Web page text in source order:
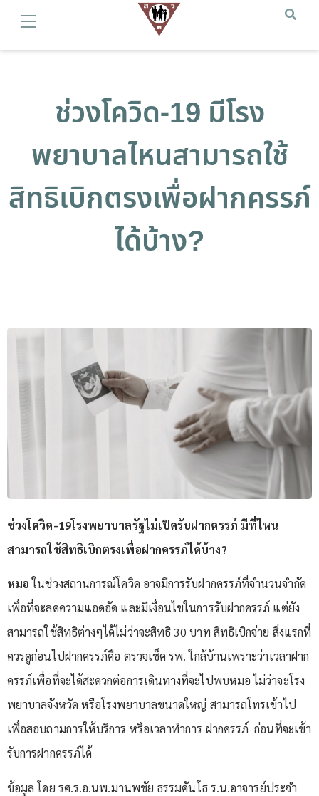
ช่วงโควิด-19 มีโรง
พยาบาลไหนสามารถใช้
สิทธิเบิกตรงเพื่อฝากครรภ์
ได้บ้าง?
ช่วงโควิด-19โรงพยาบาลรัฐไม่เปิดรับฝากครรภ์ มีที่ไหน
สามารถใช้สิทธิเบิกตรงเพื่อฝากครรภ์ได้บ้าง?
หมอในช่วงสถานการณ์โควิด อาจมีการรับฝากครรภ์ที่จำนวนจำกัด
เพื่อที่จะลดความแอดอัด และมีเงื่อนไขในการรับฝากครรภ์ แต่ยัง
สามารถใช้สิทธิต่างๆได้ไม่ว่าจะสิทธิ 30 บาท สิทธิเบิกจ่าย สิ่งแรกที่
ควรดูก่อนไปฝากครรภ์คือ ตรวจเช็ค รพ. ใกล้บ้านเพราะว่าเวลาฝาก
ครรภ์เพื่อที่จะได้สะดวกต่อการเดินทางที่จะไปพบหมอ ไม่ว่าจะโรง
พยาบาลจังหวัด หรือโรงพยาบาลขนาดใหญ่ สามารถโทรเข้าไป
เพื่อสอบถามการให้บริการ หรือเวลาทำการ ฝากครรภ์ ก่อนที่จะเข้า
รับการฝากครรภ์ได้
ข้อมูล โดย รศ.ร.อ.นพ.มานพชัย ธรรมคันโธ ร.น.อาจารย์ประจำ